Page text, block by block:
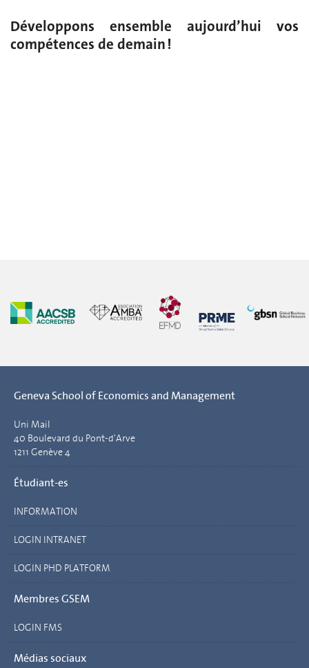
Développons ensemble aujourd’hui vos
compétences de demain !
Geneva School of Economics and Management
Uni Mail
40 Boulevard du Pont-d'Arve
1211 Genève 4
Étudiant-es
INFORMATION
LOGIN INTRANET
LOGIN PHD PLATFORM
Membres GSEM
LOGIN FMS
Médias sociaux